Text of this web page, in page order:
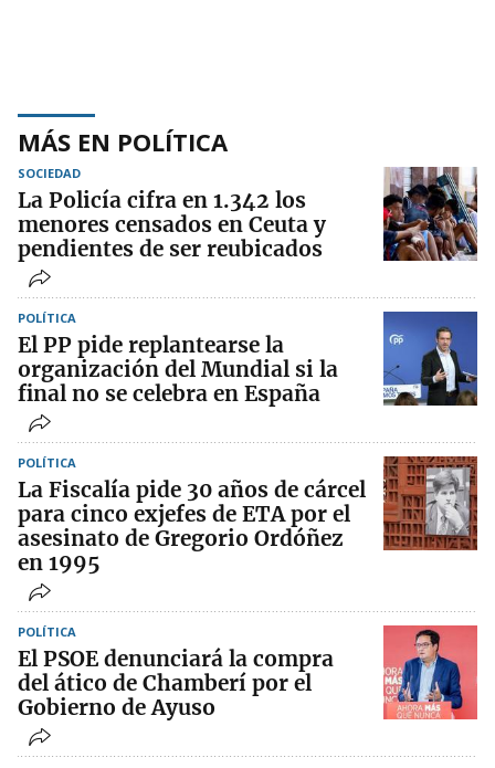
MÁS EN POLÍTICA
SOCIEDAD
La Policía cifra en 1.342 los
menores censados en Ceuta y
pendientes de ser reubicados
POLÍTICA
El PP pide replantearse la
organización del Mundial si la
final no se celebra en España
POLÍTICA
La Fiscalía pide 30 años de cárcel
para cinco exjefes de ETA por el
asesinato de Gregorio Ordóñez
en 1995
POLÍTICA
El PSOE denunciará la compra
del ático de Chamberí por el
Gobierno de Ayuso